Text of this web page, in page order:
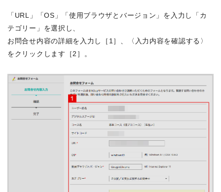
「URL」「OS」「使用ブラウザとバージョン」を入力し「カ
テゴリー」を選択し、
お問合せ内容の詳細を入力し［1］、〈入力内容を確認する〉
をクリックします［2］。